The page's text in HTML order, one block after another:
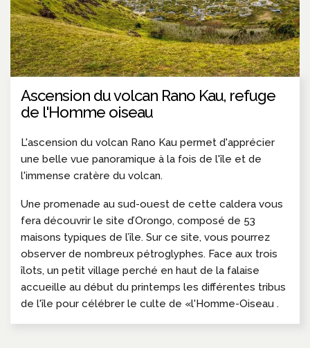
Ascension du volcan Rano Kau, refuge
de l'Homme oiseau
L'ascension du volcan Rano Kau permet d'apprécier
une belle vue panoramique à la fois de l'île et de
l'immense cratère du volcan.
Une promenade au sud-ouest de cette caldera vous
fera découvrir le site d’Orongo, composé de 53
maisons typiques de l’île. Sur ce site, vous pourrez
observer de nombreux pétroglyphes. Face aux trois
îlots, un petit village perché en haut de la falaise
accueille au début du printemps les différentes tribus
de l'île pour célébrer le culte de «l'Homme-Oiseau .